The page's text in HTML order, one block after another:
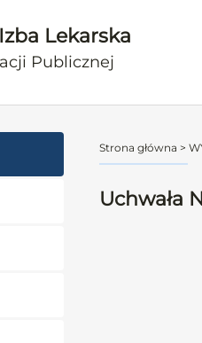
Lekarska
Publicznej
Strona główna >
Uchwała